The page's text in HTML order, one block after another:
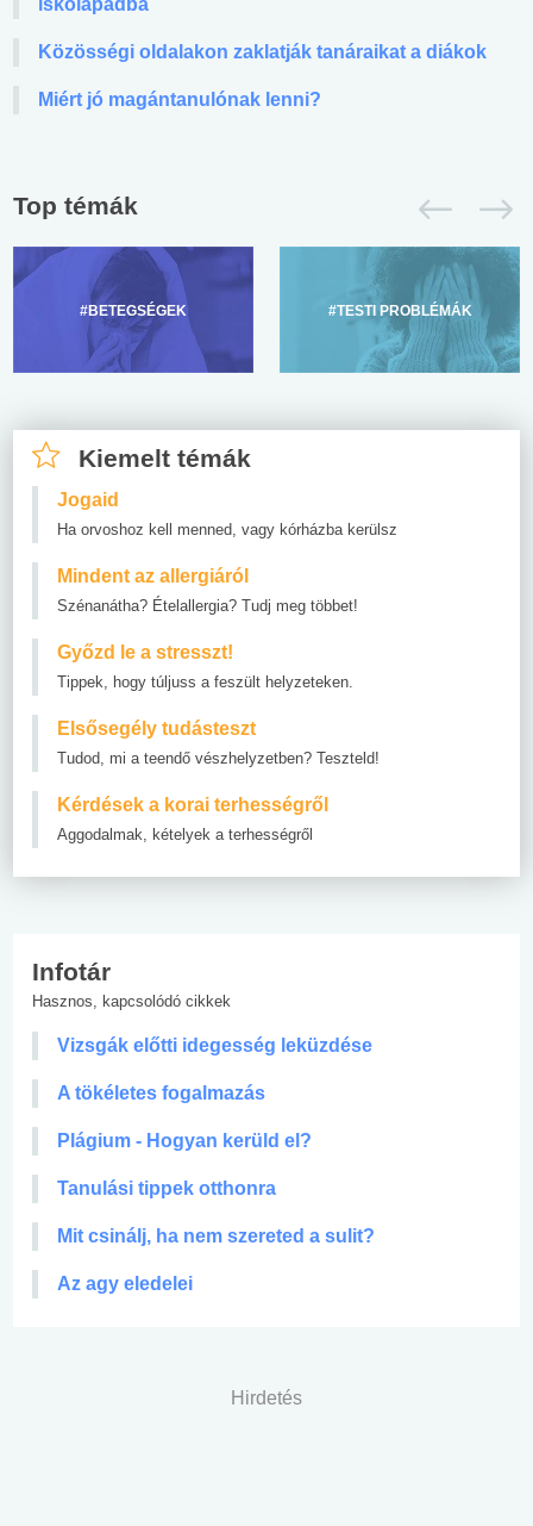
iskolapadba
Közösségi oldalakon zaklatják tanáraikat a diákok
Miért jó magántanulónak lenni?
Top témák
#BETEGSÉGEK #TESTI PROBLÉMÁK
Kiemelt témák
Jogaid
Ha orvoshoz kell menned, vagy kórházba kerülsz
Mindent az allergiáról
Szénanátha? Ételallergia? Tudj meg többet!
Győzd le a stresszt!
Tippek, hogy túljuss a feszült helyzeteken.
Elsősegély tudásteszt
Tudod, mi a teendő vészhelyzetben? Teszteld!
Kérdések a korai terhességről
Aggodalmak, kételyek a terhességről
Infotár
Hasznos, kapcsolódó cikkek
Vizsgák előtti idegesség leküzdése
A tökéletes fogalmazás
Plágium - Hogyan kerüld el?
Tanulási tippek otthonra
Mit csinálj, ha nem szereted a sulit?
Az agy eledelei
Hirdetés